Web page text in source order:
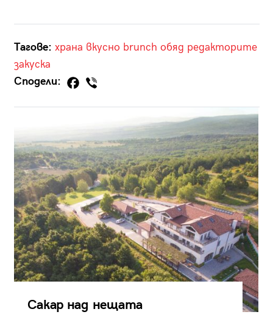
Тагове: храна вкусно brunch обяд редакторите
закуска
Сподели:
Сакар над нещата